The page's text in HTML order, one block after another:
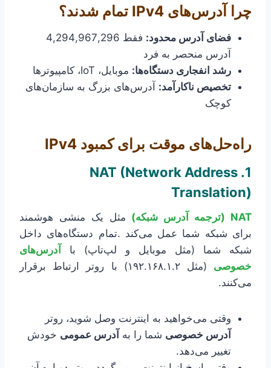
چرا آدرس‌های IPv4 تمام شدند؟
فضای آدرس محدود:
فقط 4,294,967,296
آدرس منحصر به فرد
رشد انفجاری دستگاه‌ها: موبایل، IoT، کامپیوترها
تخصیص ناکارآمد: آدرس‌های بزرگ به سازمان‌های
کوچک
راه‌حل‌های موقت برای کمبود IPv4
1. NAT (Network Address
Translation)
NAT (ترجمه آدرس شبکه)
مثل یک منشی هوشمند
برای شبکه شما عمل می‌کند .تمام دستگاه‌های داخل
شبکه شما (مثل موبایل و لپ‌تاپ) با
آدرس‌های
خصوصی
(مثل ۱۹۲.۱۶۸.۱.۲) با روتر ارتباط برقرار
می‌کنند.
وقتی می‌خواهید به اینترنت وصل شوید، روتر
آدرس خصوصی شما را به آدرس عمومی خودش
تغییر می‌دهد.